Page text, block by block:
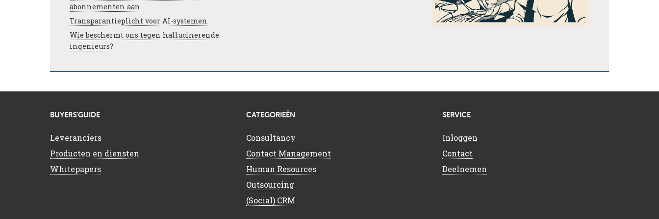
abonnementen aan
Transparantieplicht voor AI-systemen
Wie beschermt ons tegen hallucinerende
ingenieurs?
BUYERS’GUIDE
Leveranciers
Producten en diensten
Whitepapers
CATEGORIEËN
Consultancy
Contact Management
Human Resources
Outsourcing
(Social) CRM
SERVICE
Inloggen
Contact
Deelnemen